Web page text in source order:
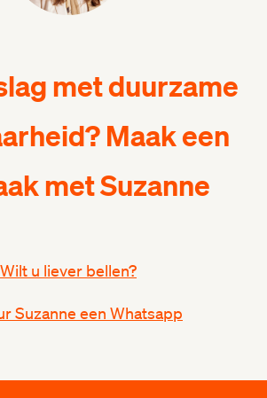
met duurzame
Maak een
met Suzanne
Wilt u liever bellen?
Suzanne een Whatsapp